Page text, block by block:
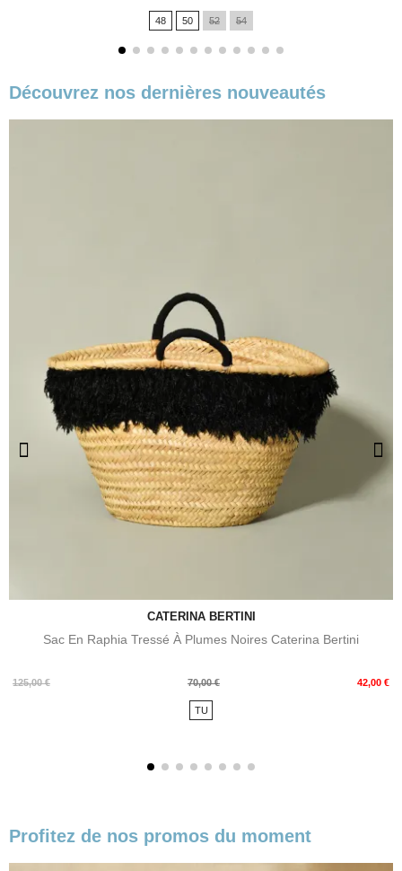
48 50 52 54
Découvrez nos dernières nouveautés
CATERINA BERTINI
Sac En Raphia Tressé À Plumes Noires Caterina Bertini
125,00 €
Prix
70,00 € 42,00 €
Prix
TU
Profitez de nos promos du moment